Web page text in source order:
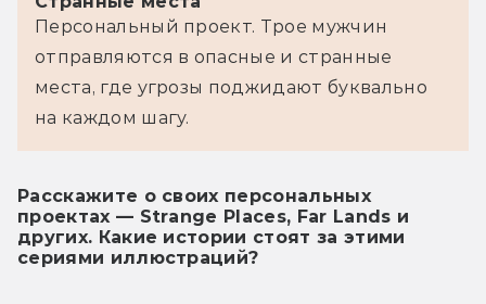
Персональный проект. Трое мужчин
отправляются в опасные и странные
места, где угрозы поджидают буквально
на каждом шагу.
Расскажите о своих персональных
проектах — Strange Places, Far Lands и
других. Какие истории стоят за этими
сериями иллюстраций?